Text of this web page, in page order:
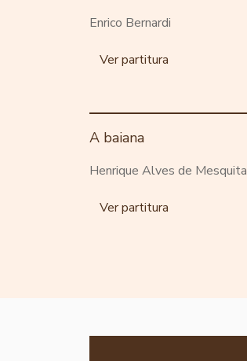
Enrico Bernardi
Ver partitura
A baiana
Henrique Alves de Mesquita
Ver partitura